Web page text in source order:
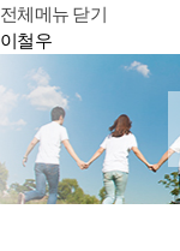
전체메뉴 닫기
이철우